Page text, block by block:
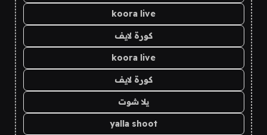
koora live
كورة لايف
koora live
كورة لايف
يلا شوت
yalla shoot